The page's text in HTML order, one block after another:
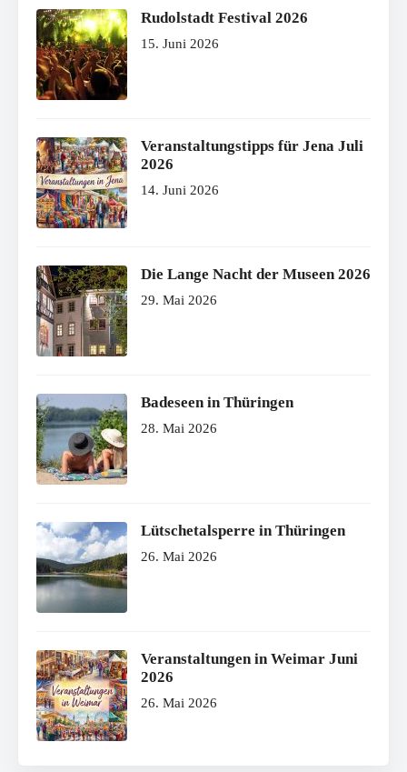
Rudolstadt Festival 2026
15. Juni 2026
Veranstaltungstipps für Jena Juli
2026
14. Juni 2026
Die Lange Nacht der Museen 2026
29. Mai 2026
Badeseen in Thüringen
28. Mai 2026
Lütschetalsperre in Thüringen
26. Mai 2026
Veranstaltungen in Weimar Juni
2026
26. Mai 2026